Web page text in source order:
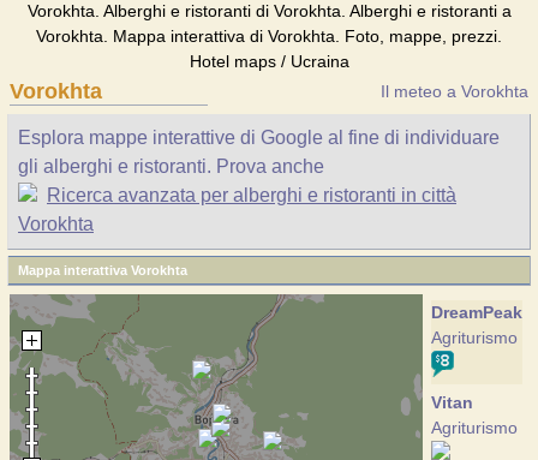
Vorokhta. Alberghi e ristoranti di Vorokhta. Alberghi e ristoranti a
Vorokhta. Mappa interattiva di Vorokhta. Foto, mappe, prezzi.
Hotel maps / Ucraina
Vorokhta Il meteo a Vorokhta
Esplora mappe interattive di Google al fine di individuare
gli alberghi e ristoranti. Prova anche
Ricerca avanzata per alberghi e ristoranti in città
Vorokhta
Mappa interattiva Vorokhta
DreamPeak
Agriturismo
Vitan
Agriturismo